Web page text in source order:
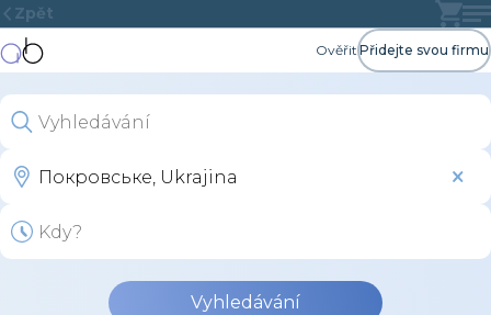
Zpět
Ověřit Přidejte svou firmu
Vyhledávání